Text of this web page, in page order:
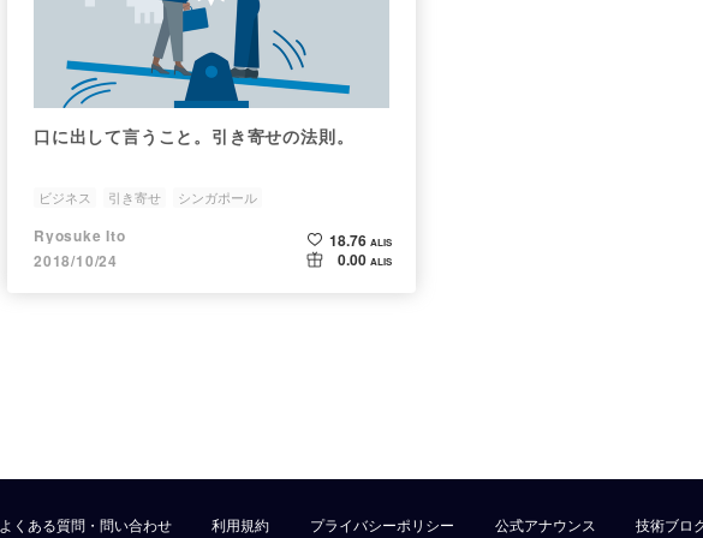
口に出して言うこと。引き寄せの法則。
ビジネス 引き寄せ シンガポール
Ryosuke Ito
2018/10/24
18.76 ALIS
0.00 ALIS
よくある質問・問い合わせ 利用規約 プライバシーポリシー 公式アナウンス 技術ブロ